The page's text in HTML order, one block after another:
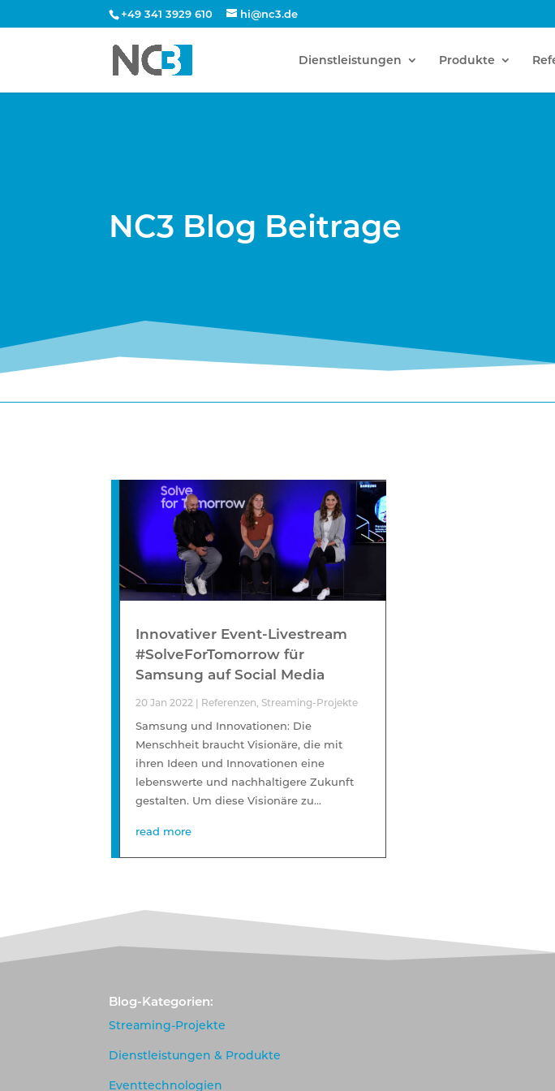
+49 341 3929 610 hi@nc3.de
Dienstleistungen Produkte
NC3 Blog Beitrage
Innovativer Event-Livestream
#SolveForTomorrow für
Samsung auf Social Media
20 Jan 2022 | Referenzen, Streaming-Projekte
Samsung und Innovationen: Die
Menschheit braucht Visionäre, die mit
ihren Ideen und Innovationen eine
lebenswerte und nachhaltigere Zukunft
gestalten. Um diese Visionäre zu...
read more
Blog-Kategorien:
Streaming-Projekte
Dienstleistungen & Produkte
Eventtechnologien